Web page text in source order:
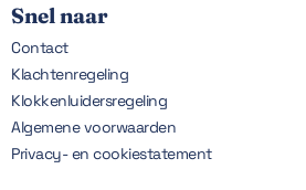
Snel naar
Contact
Klachtenregeling
Klokkenluidersregeling
Algemene voorwaarden
Privacy- en cookiestatement